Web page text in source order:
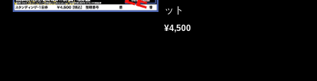
ット
¥4,500